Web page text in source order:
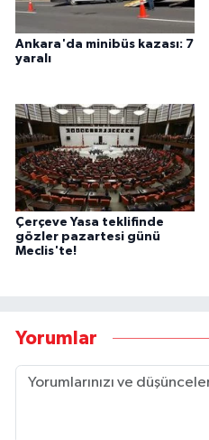
Ankara'da minibüs kazası: 7
yaralı
Çerçeve Yasa teklifinde
gözler pazartesi günü
Meclis'te!
Yorumlar